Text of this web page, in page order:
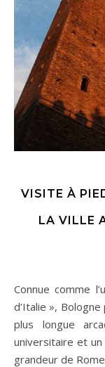
VISITE À
LA VILLE
Connue comme l’une des « plus belles villes médiévales
d’Italie »,
plus longue
universitaire et
grandeur de